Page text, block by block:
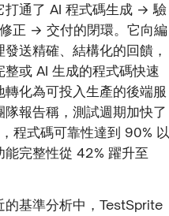
打通了 AI 程式碼生成 → 驗
正 → 交付的閉環。它向編
發送精確、結構化的回饋，
整或 AI 生成的程式碼快速
轉化為可投入生產的後端服
隊報告稱，測試週期加快了
程式碼可靠性達到 90% 以
能完整性從 42% 躍升至
的基準分析中，TestSprite